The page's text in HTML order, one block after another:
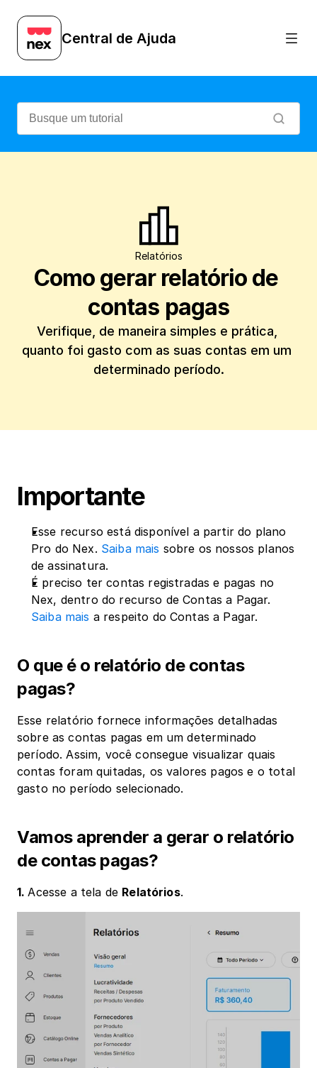
Central de Ajuda
Relatórios
Como gerar relatório de
contas pagas
Verifique, de maneira simples e prática,
quanto foi gasto com as suas contas em um
determinado período.
Importante
Esse recurso está disponível a partir do plano
Pro do Nex. Saiba mais sobre os nossos planos
de assinatura.
É preciso ter contas registradas e pagas no
Saiba mais a respeito do Contas a Pagar.
O que é o relatório de contas
pagas?
Esse relatório fornece informações detalhadas
sobre as contas pagas em um determinado
período. Assim, você consegue visualizar quais
contas foram quitadas, os valores pagos e o total
gasto no período selecionado.
Vamos aprender a gerar o relatório
de contas pagas?
1. Acesse a tela de Relatórios.